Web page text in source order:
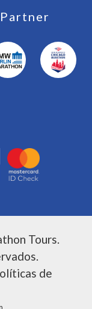
Tours.
de